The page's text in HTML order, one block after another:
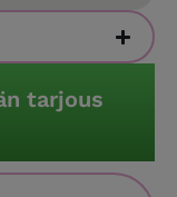
tarjous